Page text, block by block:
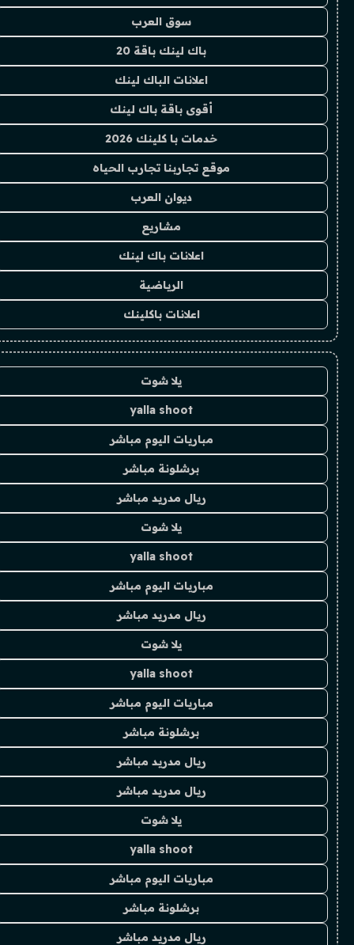
سوق العرب
باك لينك باقة 20
اعلانات الباك لينك
أقوى باقة باك لينك
خدمات با كلينك 2026
موقع تجاربنا تجارب الحياه
ديوان العرب
مشاريع
اعلانات باك لينك
الرياضية
اعلانات باكلينك
يلا شوت
yalla shoot
مباريات اليوم مباشر
برشلونة مباشر
ريال مدريد مباشر
يلا شوت
yalla shoot
مباريات اليوم مباشر
ريال مدريد مباشر
يلا شوت
yalla shoot
مباريات اليوم مباشر
برشلونة مباشر
ريال مدريد مباشر
ريال مدريد مباشر
يلا شوت
yalla shoot
مباريات اليوم مباشر
برشلونة مباشر
ريال مدريد مباشر